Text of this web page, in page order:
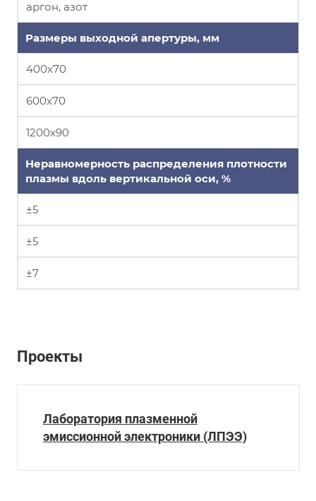
аргон, азот
Размеры выходной апертуры, мм
400х70
600х70
1200х90
Неравномерность распределения плотности
плазмы вдоль вертикальной оси, %
±5
±5
±7
Проекты
Лаборатория плазменной
эмиссионной электроники (ЛПЭЭ)